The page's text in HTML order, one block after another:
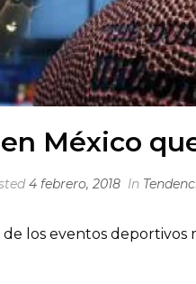
México
4 febrero, 2018 In
de los eventos